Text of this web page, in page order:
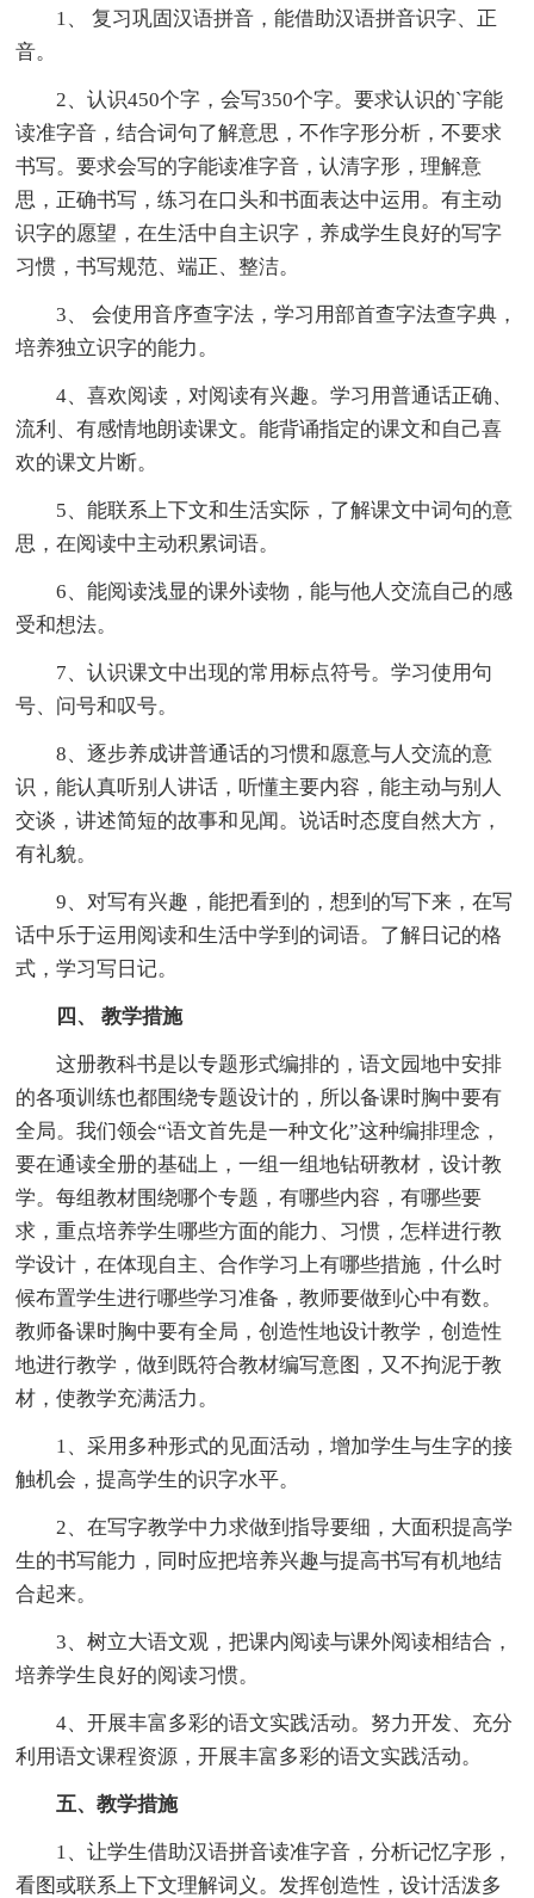
1、 复习巩固汉语拼音，能借助汉语拼音识字、正
音。
2、认识450个字，会写350个字。要求认识的`字能
读准字音，结合词句了解意思，不作字形分析，不要求
书写。要求会写的字能读准字音，认清字形，理解意
思，正确书写，练习在口头和书面表达中运用。有主动
识字的愿望，在生活中自主识字，养成学生良好的写字
习惯，书写规范、端正、整洁。
3、 会使用音序查字法，学习用部首查字法查字典，
培养独立识字的能力。
4、喜欢阅读，对阅读有兴趣。学习用普通话正确、
流利、有感情地朗读课文。能背诵指定的课文和自己喜
欢的课文片断。
5、能联系上下文和生活实际，了解课文中词句的意
思，在阅读中主动积累词语。
6、能阅读浅显的课外读物，能与他人交流自己的感
受和想法。
7、认识课文中出现的常用标点符号。学习使用句
号、问号和叹号。
8、逐步养成讲普通话的习惯和愿意与人交流的意
识，能认真听别人讲话，听懂主要内容，能主动与别人
交谈，讲述简短的故事和见闻。说话时态度自然大方，
有礼貌。
9、对写有兴趣，能把看到的，想到的写下来，在写
话中乐于运用阅读和生活中学到的词语。了解日记的格
式，学习写日记。
四、 教学措施
这册教科书是以专题形式编排的，语文园地中安排
的各项训练也都围绕专题设计的，所以备课时胸中要有
全局。我们领会“语文首先是一种文化”这种编排理念，
要在通读全册的基础上，一组一组地钻研教材，设计教
学。每组教材围绕哪个专题，有哪些内容，有哪些要
求，重点培养学生哪些方面的能力、习惯，怎样进行教
学设计，在体现自主、合作学习上有哪些措施，什么时
候布置学生进行哪些学习准备，教师要做到心中有数。
教师备课时胸中要有全局，创造性地设计教学，创造性
地进行教学，做到既符合教材编写意图，又不拘泥于教
材，使教学充满活力。
1、采用多种形式的见面活动，增加学生与生字的接
触机会，提高学生的识字水平。
2、在写字教学中力求做到指导要细，大面积提高学
生的书写能力，同时应把培养兴趣与提高书写有机地结
合起来。
3、树立大语文观，把课内阅读与课外阅读相结合，
培养学生良好的阅读习惯。
4、开展丰富多彩的语文实践活动。努力开发、充分
利用语文课程资源，开展丰富多彩的语文实践活动。
五、教学措施
1、让学生借助汉语拼音读准字音，分析记忆字形，
看图或联系上下文理解词义。发挥创造性，设计活泼多